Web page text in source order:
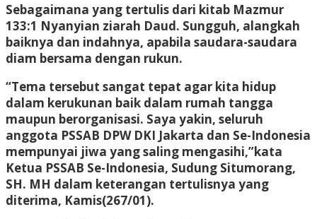
Sebagaimana yang tertulis dari kitab Mazmur
133:1 Nyanyian ziarah Daud. Sungguh, alangkah
baiknya dan indahnya, apabila saudara-saudara
diam bersama dengan rukun.
“Tema tersebut sangat tepat agar kita hidup
dalam kerukunan baik dalam rumah tangga
maupun berorganisasi. Saya yakin, seluruh
anggota PSSAB DPW DKI Jakarta dan Se-Indonesia
mempunyai jiwa yang saling mengasihi,”kata
Ketua PSSAB Se-Indonesia, Sudung Situmorang,
SH. MH dalam keterangan tertulisnya yang
diterima, Kamis(267/01).